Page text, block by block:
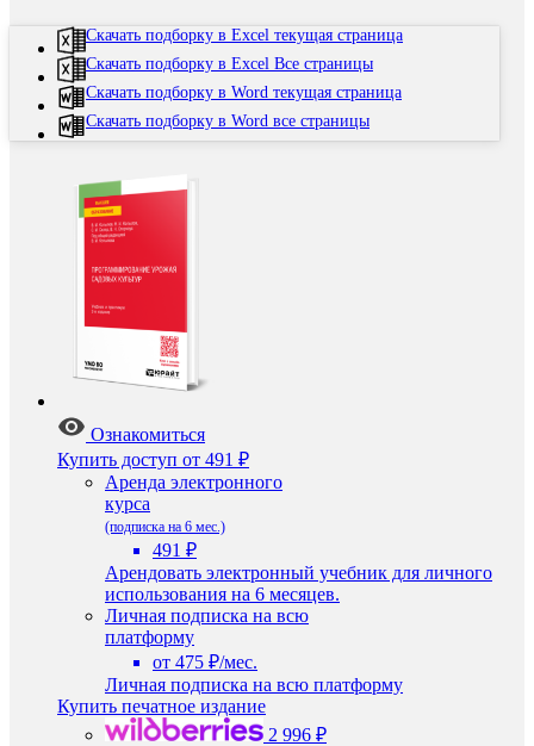
Скачать подборку в Excel текущая страница
Скачать подборку в Excel Все страницы
Скачать подборку в Word текущая страница
Скачать подборку в Word все страницы
Ознакомиться
Купить доступ от 491 ₽
Аренда электронного
курса
(подписка на 6 мес.)
491 ₽
Арендовать электронный учебник для личного
использования на 6 месяцев.
Личная подписка на всю
платформу
от 475 ₽/мес.
Личная подписка на всю платформу
Купить печатное издание
2 996 ₽